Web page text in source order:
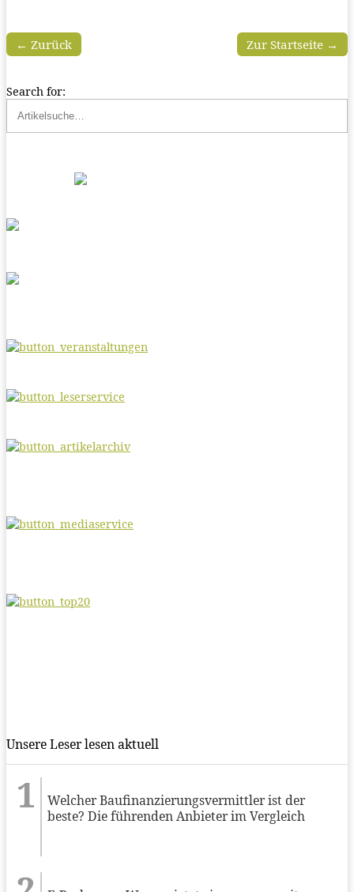
Zur Startseite →
← Zurück
Search for:
Unsere Leser lesen aktuell
Welcher Baufinanzierungsvermittler ist der
beste? Die führenden Anbieter im Vergleich